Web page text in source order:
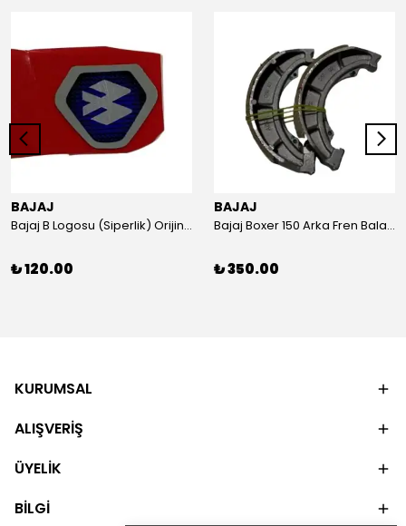
BAJAJ
Bajaj B Logosu (Siperlik) Orijinal
₺ 120.00
BAJAJ
Bajaj Boxer 150 Arka Fren Balatası Orijinal
₺ 350.00
KURUMSAL
ALIŞVERİŞ
ÜYELİK
BİLGİ